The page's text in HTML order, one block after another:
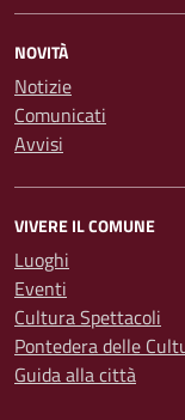
NOVITÀ
Notizie
Comunicati
Avvisi
VIVERE IL COMUNE
Luoghi
Eventi
Cultura Spettacoli
Pontedera delle
Guida alla città